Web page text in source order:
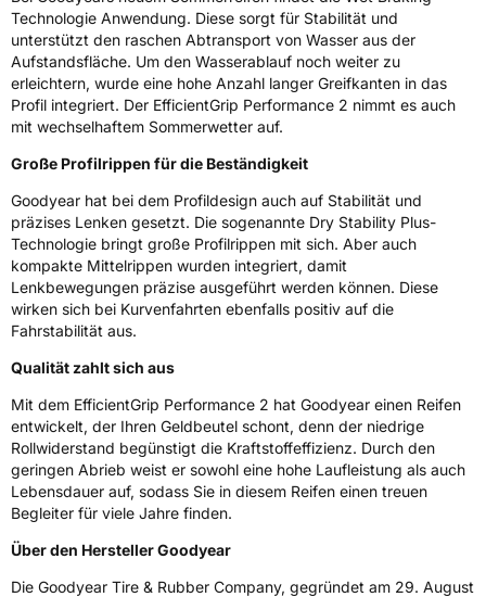
EPREL ID611431
Allgemeine Produktsicherheit (GPSR)
HerstellerkontaktGoodyear S.A. Innovation Center Avenue
Gordon Smith 7750 Colmar-Berg Luxemburg,
www.goodyear.eu
Technologie Anwendung. Diese sorgt für Stabilität und
unterstützt den raschen Abtransport von Wasser aus der
Aufstandsfläche. Um den Wasserablauf noch weiter zu
erleichtern, wurde eine hohe Anzahl langer Greifkanten in das
Profil integriert. Der EfficientGrip Performance 2 nimmt es auch
mit wechselhaftem Sommerwetter auf.
Große Profilrippen für die Beständigkeit
Goodyear hat bei dem Profildesign auch auf Stabilität und
präzises Lenken gesetzt. Die sogenannte Dry Stability Plus-
Technologie bringt große Profilrippen mit sich. Aber auch
kompakte Mittelrippen wurden integriert, damit
Lenkbewegungen präzise ausgeführt werden können. Diese
wirken sich bei Kurvenfahrten ebenfalls positiv auf die
Fahrstabilität aus.
Qualität zahlt sich aus
Mit dem EfficientGrip Performance 2 hat Goodyear einen Reifen
entwickelt, der Ihren Geldbeutel schont, denn der niedrige
Rollwiderstand begünstigt die Kraftstoffeffizienz. Durch den
geringen Abrieb weist er sowohl eine hohe Laufleistung als auch
Lebensdauer auf, sodass Sie in diesem Reifen einen treuen
Begleiter für viele Jahre finden.
Über den Hersteller Goodyear
Die Goodyear Tire & Rubber Company, gegründet am 29. August